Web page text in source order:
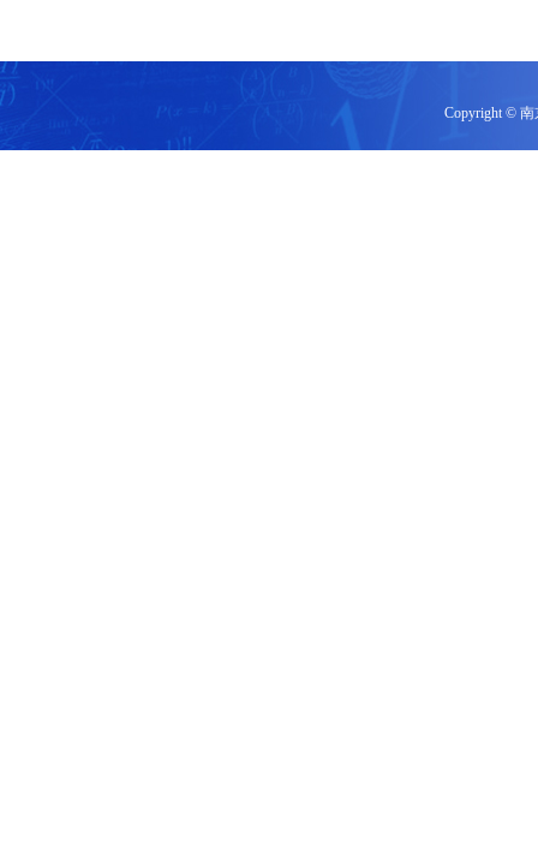
Copyright ©